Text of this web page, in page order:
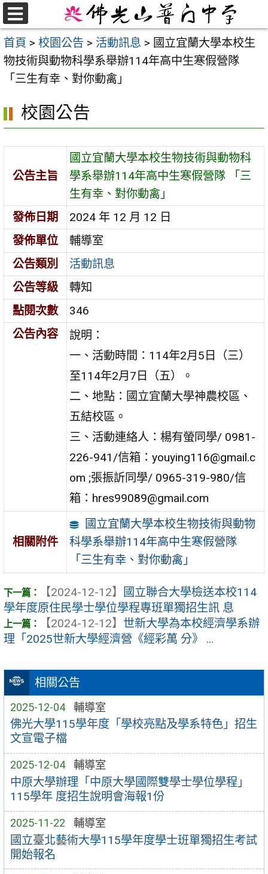
跳
至
主
要
首頁 > 校園公告 > 活動訊息 > 國立宜蘭大學本校生
物技術與動物科學系舉辦114年高中生寒假營隊
「三生有幸、對你動禽」
相關公告
2025-12-04 輔導室
佛光大學115學年度「學校亮點及學系特色」招生
文宣電子檔
2025-12-04 輔導室
中原大學辦理「中原大學國際雙學士學位學程」
115學年 度招生說明會海報1份
2025-11-22 輔導室
國立臺北藝術大學115學年度學士班單獨招生考試
開始報名
校園公告
公告主旨
國立宜蘭大學本校生物技術與動物科
學系舉辦114年高中生寒假營隊 「三
生有幸、對你動禽」
發佈日期
2024 年 12 月 12 日
發佈單位
輔導室
公告類別
活動訊息
公告等級
轉知
點閱次數
346
公告內容
說明：
一、活動時間：114年2月5日（三）
至114年2月7日（五）。
二、地點：國立宜蘭大學神農校區、
五結校區。
三、活動連絡人：楊有螢同學/ 0981-
226-941/信箱：youying116@gmail.c
om ;張振訢同學/ 0965-319-980/信
箱：hres99089@gmail.com
相關附件
國立宜蘭大學本校生物技術與動物
科學系舉辦114年高中生寒假營隊
「三生有幸、對你動禽」
【2024-12-12】
國立聯合大學檢送本校114
學年度原住民學士學位學程專班單獨招生訊 息
【2024-12-12】 世新大學為本校經濟學系辦
理「2025世新大學經濟營《經彩萬 分》 ...
選
單